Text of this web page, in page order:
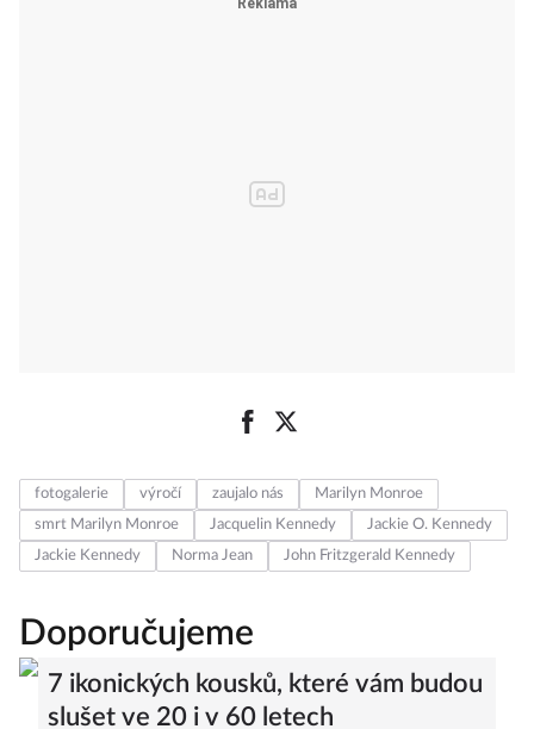
fotogalerie výročí zaujalo nás
Marilyn Monroe
smrt Marilyn Monroe
Jacquelin Kennedy
Jackie O. Kennedy
Jackie Kennedy
Norma Jean John Fritzgerald Kennedy
Doporučujeme
7 ikonických kousků, které vám budou
slušet ve 20 i v 60 letech